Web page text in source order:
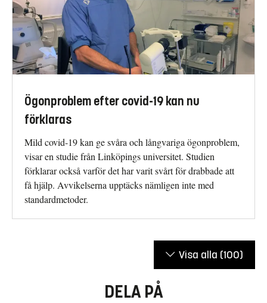
Ögonproblem efter covid-19 kan nu
förklaras
Mild covid-19 kan ge svåra och långvariga ögonproblem,
visar en studie från Linköpings universitet. Studien
förklarar också varför det har varit svårt för drabbade att
få hjälp. Avvikelserna upptäcks nämligen inte med
standardmetoder.
Visa alla (100)
DELA PÅ